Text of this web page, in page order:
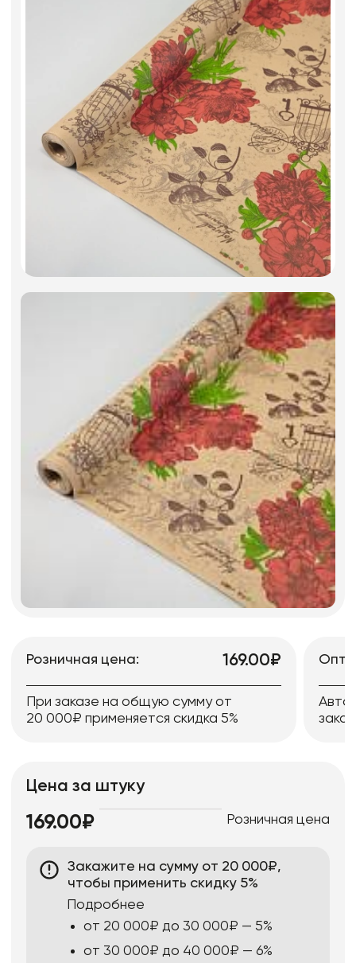
Изделия из металла
Сухоцветы
Розничная цена: 169.00₽
При заказе на общую сумму от
20 000₽ применяется скидка 5%
Цена за штуку
169.00₽ Розничная цена
Закажите на сумму от 20 000₽,
чтобы применить скидку 5%
Подробнее
от 20 000₽ до 30 000₽ — 5%
от 30 000₽ до 40 000₽ — 6%